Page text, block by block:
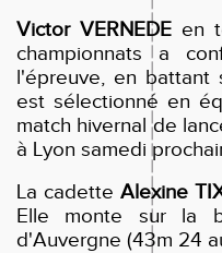
Victor VERNEDE en
championnats a
l'épreuve, en battant
est sélectionné en
match hivernal de
à Lyon samedi
La cadette Alexine
Elle monte sur la
d'Auvergne (43m 24